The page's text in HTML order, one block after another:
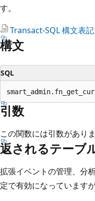
す。
Transact-SQL 構文表
構文
SQL
引数
この関数には引数がありま
返されるテーブ
拡張イベントの管理、分
定で有効になっています